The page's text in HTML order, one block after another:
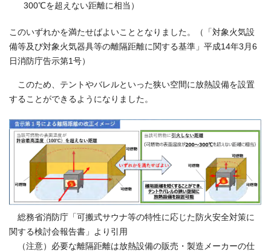
300℃を超えない距離に相当）
このいずれかを満たせばよいこととなりました。（「対象火気設
備等及び対象火気器具等の離隔距離に関する基準」平成14年3月6
日消防庁告示第1号）
このため、テントやバレルといった狭い空間に放熱設備を設置
することができるようになりました。
総務省消防庁「可搬式サウナ等の特性に応じた防火安全対策に
関する検討会報告書」より引用
（注意）必要な離隔距離は放熱設備の販売・製造メーカーの仕